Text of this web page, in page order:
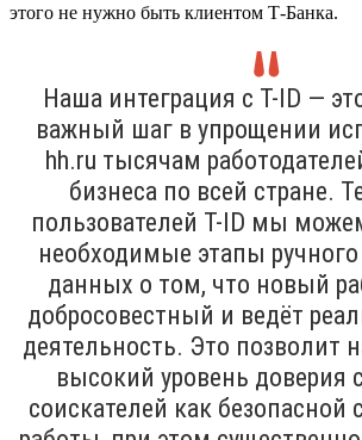
этого не нужно быть клиентом Т-Банка.
Наша интеграция с T-ID —
важный шаг в упрощении
hh.ru тысячам
бизнеса по всей стране.
пользователей T-ID мы
необходимые этапы
данных о том, что новый
добросовестный и ведёт
деятельность. Это позволит
высокий уровень доверия
соискателей как безопасной